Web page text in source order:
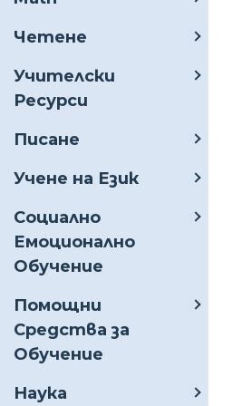
Четене
Учителски
Ресурси
Писане
Учене на Език
Социално
Емоционално
Обучение
Помощни
Средства за
Обучение
Наука